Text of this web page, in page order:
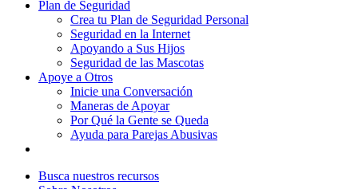
Plan de Seguridad
Crea tu Plan de Seguridad Personal
Seguridad en la Internet
Apoyando a Sus Hijos
Seguridad de las Mascotas
Apoye a Otros
Inicie una Conversación
Maneras de Apoyar
Por Qué la Gente se Queda
Ayuda para Parejas Abusivas
Busca nuestros recursos